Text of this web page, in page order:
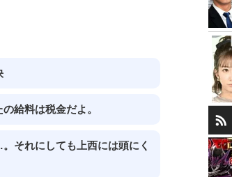
給料は税金だよ。
それにしても上西には頭にく